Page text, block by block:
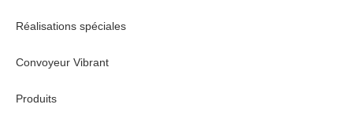
Réalisations spéciales
Convoyeur Vibrant
Produits